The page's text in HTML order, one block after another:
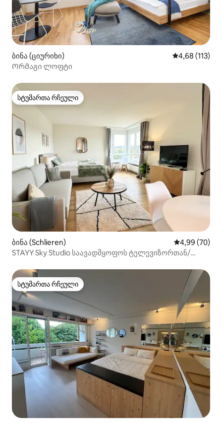
ბინა (ციურიხი) საშუალო
4,68 (113)
Ორმაგი ლოფტი
სტუმართა რჩეული
სტუმართა რჩეული
ბინა (Schlieren) საშუალო
4,99 (70)
STAYY Sky Studio საავადმყოფოს ტელევიზორთან/
სტუმართა რჩეული
სტუმართა რჩეული